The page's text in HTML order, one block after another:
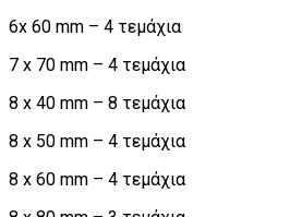
6x 60 mm – 4 τεμάχια
7 x 70 mm – 4 τεμάχια
8 x 40 mm – 8 τεμάχια
8 x 50 mm – 4 τεμάχια
8 x 60 mm – 4 τεμάχια